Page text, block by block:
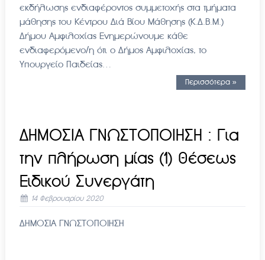
εκδήλωσης ενδιαφέροντος συμμετοχής στα τμήματα
μάθησης του Κέντρου Διά Βίου Μάθησης (Κ.Δ.Β.Μ.)
Δήμου Αμφιλοχίας Ενημερώνουμε κάθε
ενδιαφερόμενο/η ότι ο Δήμος Αμφιλοχίας, το
Υπουργείο Παιδείας…
Περισσότερα »
ΔΗΜΟΣΙΑ ΓΝΩΣΤΟΠΟΙΗΣΗ : Για
την πλήρωση μίας (1) θέσεως
Ειδικού Συνεργάτη
14 Φεβρουαρίου 2020
ΔΗΜΟΣΙΑ ΓΝΩΣΤΟΠΟΙΗΣΗ